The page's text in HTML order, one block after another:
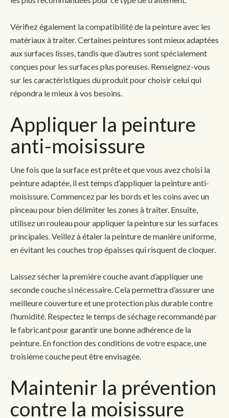
Vérifiez également la compatibilité de la peinture avec les
matériaux à traiter. Certaines peintures sont mieux adaptées
aux surfaces lisses, tandis que d’autres sont spécialement
conçues pour les surfaces plus poreuses. Renseignez-vous
sur les caractéristiques du produit pour choisir celui qui
répondra le mieux à vos besoins.
Appliquer la peinture
anti-moisissure
Une fois que la surface est prête et que vous avez choisi la
peinture adaptée, il est temps d’appliquer la peinture anti-
moisissure. Commencez par les bords et les coins avec un
pinceau pour bien délimiter les zones à traiter. Ensuite,
utilisez un rouleau pour appliquer la peinture sur les surfaces
principales. Veillez à étaler la peinture de manière uniforme,
en évitant les couches trop épaisses qui risquent de cloquer.
Laissez sécher la première couche avant d’appliquer une
seconde couche si nécessaire. Cela permettra d’assurer une
meilleure couverture et une protection plus durable contre
l’humidité. Respectez le temps de séchage recommandé par
le fabricant pour garantir une bonne adhérence de la
peinture. En fonction des conditions de votre espace, une
troisième couche peut être envisagée.
Maintenir la prévention
contre la moisissure